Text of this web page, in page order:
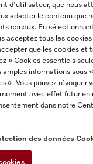
d'utilisateur, que nous
adapter le contenu que
canaux. En
acceptez tous les cookies
que les cookies et
« Cookies essentiels
amples informations sous «
». Vous pouvez révoquer
avec effet futur en
dans notre
des données